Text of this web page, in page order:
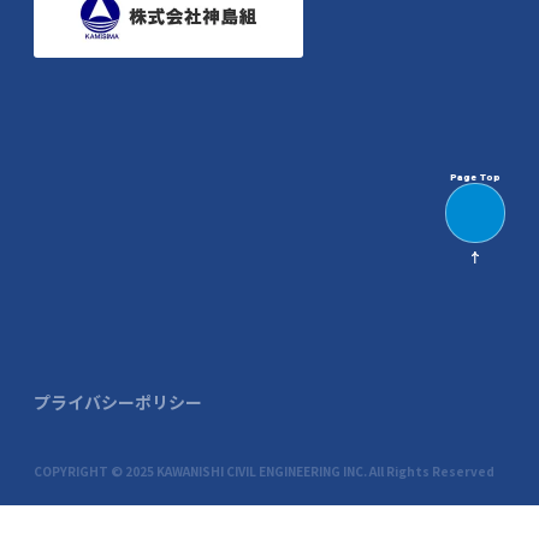
COPYRIGHT © 2025 KAWANISHI CIVIL ENGINEERING INC. All Rights Reserved
プライバシーポリシー
Page Top